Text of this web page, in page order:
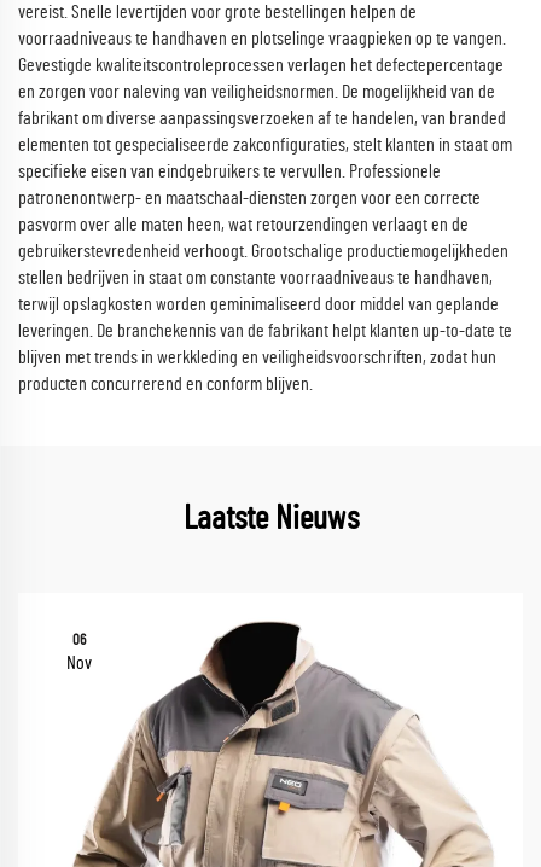
vereist. Snelle levertijden voor grote bestellingen helpen de
voorraadniveaus te handhaven en plotselinge vraagpieken op te vangen.
Gevestigde kwaliteitscontroleprocessen verlagen het defectepercentage
en zorgen voor naleving van veiligheidsnormen. De mogelijkheid van de
fabrikant om diverse aanpassingsverzoeken af te handelen, van branded
elementen tot gespecialiseerde zakconfiguraties, stelt klanten in staat om
specifieke eisen van eindgebruikers te vervullen. Professionele
patronenontwerp- en maatschaal-diensten zorgen voor een correcte
pasvorm over alle maten heen, wat retourzendingen verlaagt en de
gebruikerstevredenheid verhoogt. Grootschalige productiemogelijkheden
stellen bedrijven in staat om constante voorraadniveaus te handhaven,
terwijl opslagkosten worden geminimaliseerd door middel van geplande
leveringen. De branchekennis van de fabrikant helpt klanten up-to-date te
blijven met trends in werkkleding en veiligheidsvoorschriften, zodat hun
producten concurrerend en conform blijven.
Laatste Nieuws
06
Nov